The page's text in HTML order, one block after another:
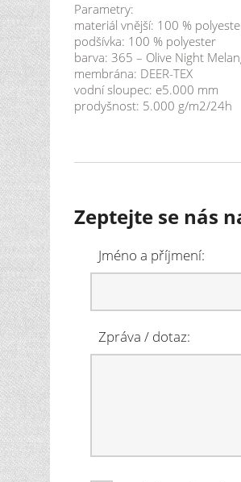
Parametry:
materiál vnější: 100 %
podšívka: 100 % polyester
barva: 365 – Olive Night
membrána: DEER-TEX
vodní sloupec: e5.000 mm
prodyšnost: 5.000 g/m2/24h
Zeptejte se nás
Jméno a příjmení:
Zpráva / dotaz: